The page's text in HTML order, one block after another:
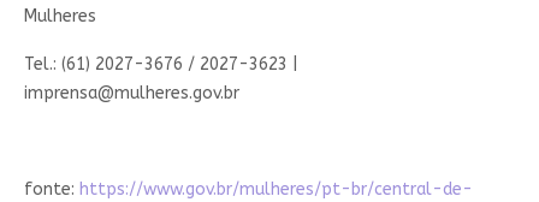
Mulheres
Tel.: (61) 2027-3676 / 2027-3623 |
imprensa@mulheres.gov.br
fonte: https://www.gov.br/mulheres/pt-br/central-de-